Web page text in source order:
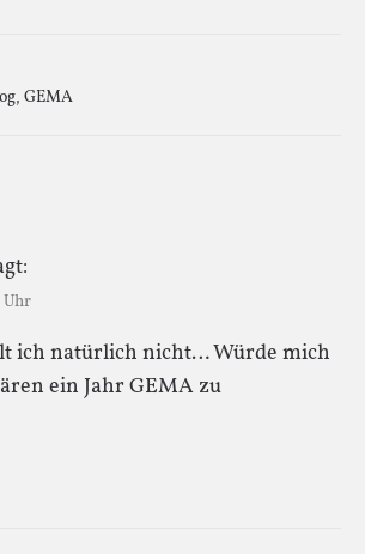
, GEMA
Uhr
ich natürlich nicht… Würde mich
ein Jahr GEMA zu